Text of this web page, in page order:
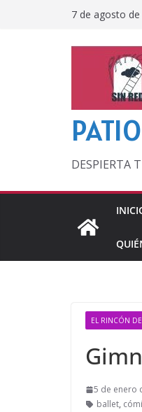
7 de agosto de
DESPIERTA
EL RINCÓN
5 de enero
ballet,